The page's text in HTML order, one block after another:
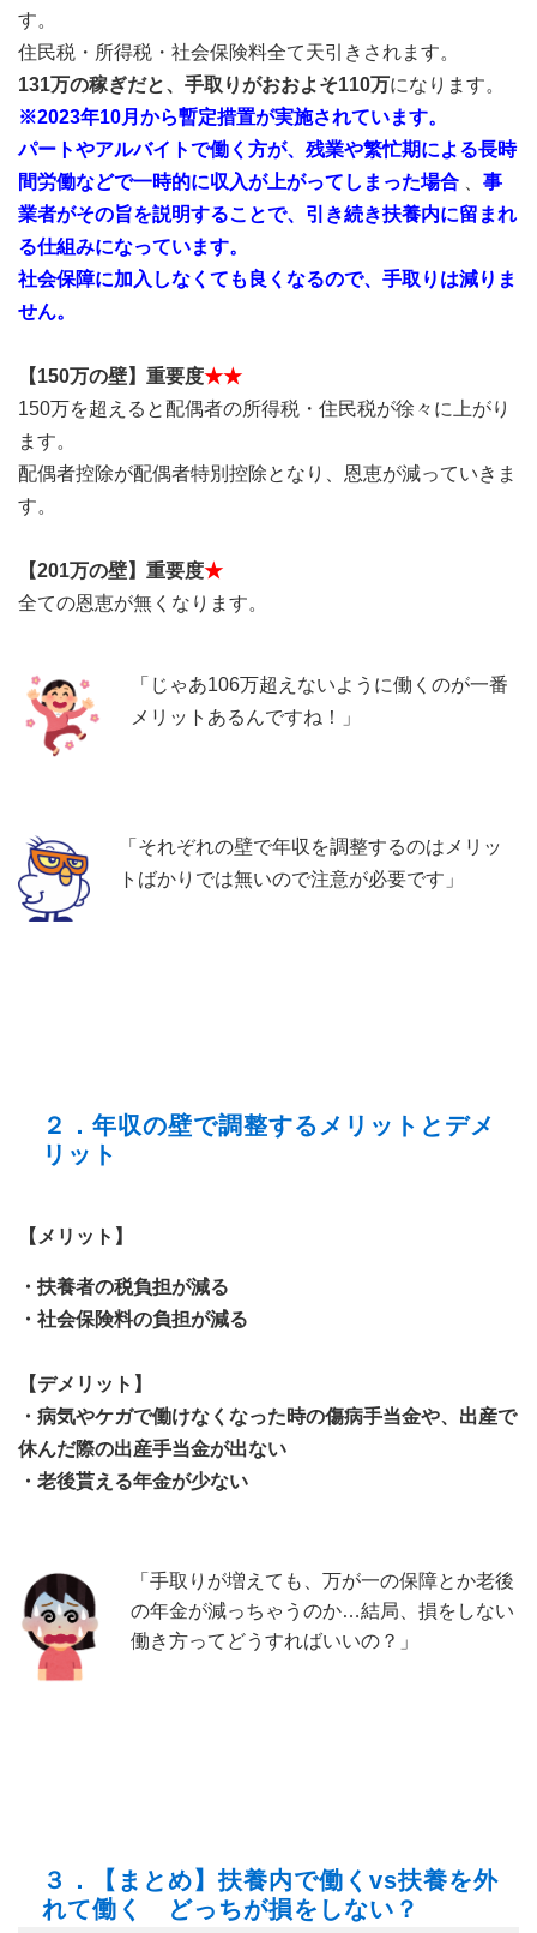
す。
住民税・所得税・社会保険料全て天引きされます。
131万の稼ぎだと、手取りがおおよそ110万になります。
※2023年10月から暫定措置が実施されています。
パートやアルバイトで働く方が、残業や繁忙期による長時
間労働などで一時的に収入が上がってしまった場合
事
業者がその旨を説明することで、引き続き扶養内に留まれ
る仕組みになっています。
社会保障に加入しなくても良くなるので、手取りは減りま
せん。
【150万の壁】重要度★★
150万を超えると配偶者の所得税・住民税が徐々に上がり
ます。
配偶者控除が配偶者特別控除となり、恩恵が減っていきま
す。
【201万の壁】重要度★
全ての恩恵が無くなります。
「じゃあ106万超えないように働くのが一番
メリットあるんですね！」
「それぞれの壁で年収を調整するのはメリッ
トばかりでは無いので注意が必要です」
２．年収の壁で調整するメリットとデメ
リット
【メリット】
・扶養者の税負担が減る
・社会保険料の負担が減る
【デメリット】
・病気やケガで働けなくなった時の傷病手当金や、出産で
休んだ際の出産手当金が出ない
・老後貰える年金が少ない
「手取りが増えても、万が一の保障とか老後
の年金が減っちゃうのか…結局、損をしない
働き方ってどうすればいいの？」
３．【まとめ】扶養内で働くvs扶養を外
れて働く どっちが損をしない？